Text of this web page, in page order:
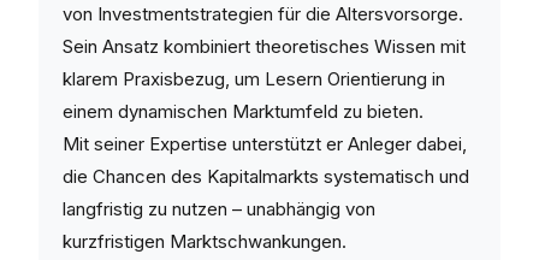
von Investmentstrategien für die Altersvorsorge.
Sein Ansatz kombiniert theoretisches Wissen mit
klarem Praxisbezug, um Lesern Orientierung in
einem dynamischen Marktumfeld zu bieten.
Mit seiner Expertise unterstützt er Anleger dabei,
die Chancen des Kapitalmarkts systematisch und
langfristig zu nutzen – unabhängig von
kurzfristigen Marktschwankungen.